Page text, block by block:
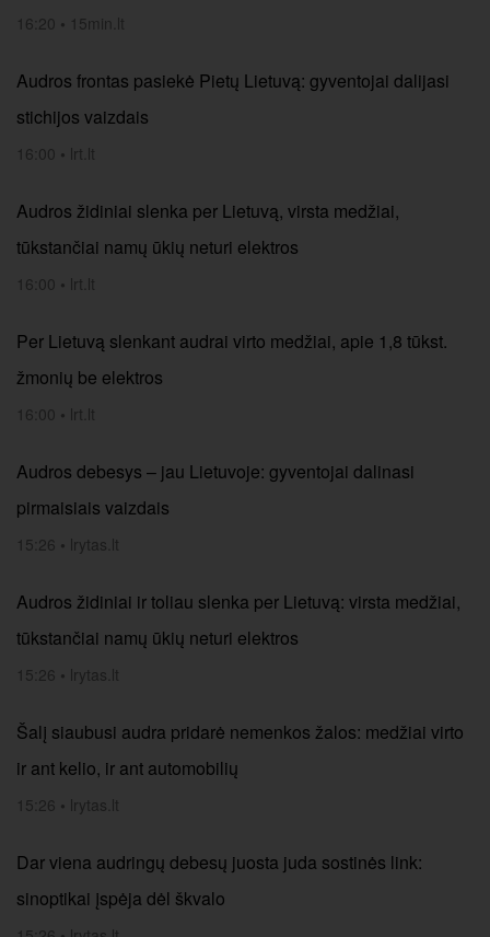
16:20 • 15min.lt
Audros frontas pasiekė Pietų Lietuvą: gyventojai dalijasi
stichijos vaizdais
16:00 • lrt.lt
Audros židiniai slenka per Lietuvą, virsta medžiai,
tūkstančiai namų ūkių neturi elektros
16:00 • lrt.lt
Per Lietuvą slenkant audrai virto medžiai, apie 1,8 tūkst.
žmonių be elektros
16:00 • lrt.lt
Audros debesys – jau Lietuvoje: gyventojai dalinasi
pirmaisiais vaizdais
15:26 • lrytas.lt
Audros židiniai ir toliau slenka per Lietuvą: virsta medžiai,
tūkstančiai namų ūkių neturi elektros
15:26 • lrytas.lt
Šalį siaubusi audra pridarė nemenkos žalos: medžiai virto
ir ant kelio, ir ant automobilių
15:26 • lrytas.lt
Dar viena audringų debesų juosta juda sostinės link:
sinoptikai įspėja dėl škvalo